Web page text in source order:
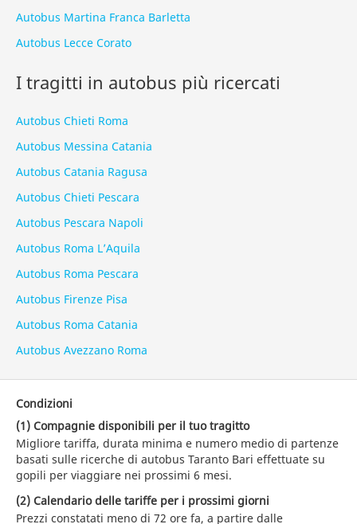
Autobus Martina Franca Barletta
Autobus Lecce Corato
I tragitti in autobus più ricercati
Autobus Chieti Roma
Autobus Messina Catania
Autobus Catania Ragusa
Autobus Chieti Pescara
Autobus Pescara Napoli
Autobus Roma L’Aquila
Autobus Roma Pescara
Autobus Firenze Pisa
Autobus Roma Catania
Autobus Avezzano Roma
Condizioni
(1) Compagnie disponibili per il tuo tragitto
Migliore tariffa, durata minima e numero medio di partenze
basati sulle ricerche di autobus Taranto Bari effettuate su
gopili per viaggiare nei prossimi 6 mesi.
(2) Calendario delle tariffe per i prossimi giorni
Prezzi constatati meno di 72 ore fa, a partire dalle